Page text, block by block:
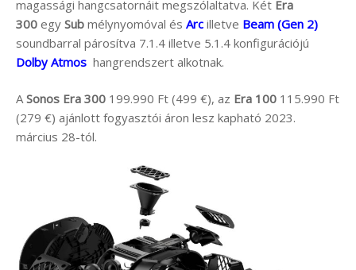
magassági hangcsatornáit megszólaltatva. Két Era
300 egy Sub mélynyomóval és Arc illetve Beam (Gen 2)
soundbarral párosítva 7.1.4 illetve 5.1.4 konfigurációjú
Dolby Atmos hangrendszert alkotnak.
ASonos Era 300 199.990 Ft (499 €), az Era 100 115.990 Ft
(279 €) ajánlott fogyasztói áron lesz kapható 2023.
március 28-tól.